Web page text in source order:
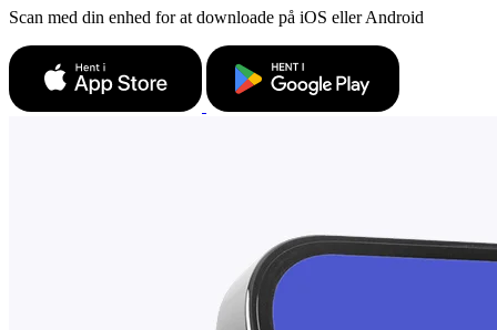
Scan med din enhed for at downloade på iOS eller Android